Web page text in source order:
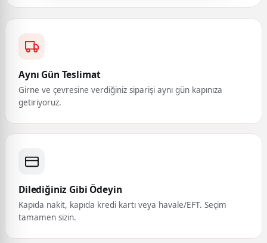
Aynı Gün Teslimat
Girne ve çevresine verdiğiniz siparişi aynı gün kapınıza
getiriyoruz.
Dilediğiniz Gibi Ödeyin
Kapıda nakit, kapıda kredi kartı veya havale/EFT. Seçim
tamamen sizin.